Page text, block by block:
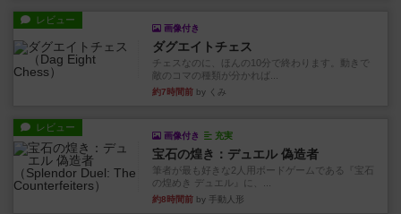
レビュー
画像付き
ダグエイトチェス
チェスなのに、ほんの10分で終わります。動きで
敵のコマの種類が分かれば...
約7時間前 by くみ
レビュー
画像付き 充実
宝石の煌き：デュエル 偽造者
筆者が最も好きな2人用ボードゲームである『宝石
の煌めき デュエル』に、...
約8時間前 by 手動人形